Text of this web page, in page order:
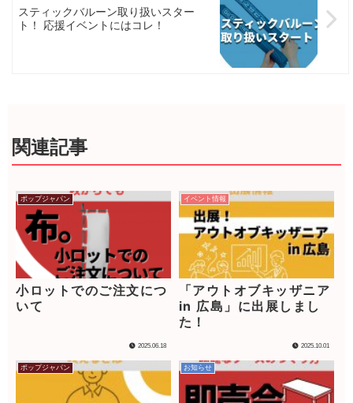
スティックバルーン取り扱いスター
ト！ 応援イベントにはコレ！
関連記事
ポップジャパン
小ロットでのご注文につ
いて
2025.06.18
イベント情報
「アウトオブキッザニア
in 広島」に出展しまし
た！
2025.10.01
ポップジャパン お知らせ